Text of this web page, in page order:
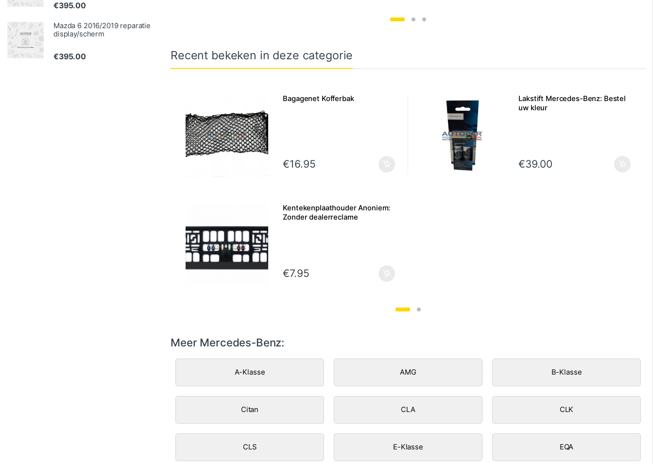
Recent bekeken in deze categorie
Bagagenet Kofferbak
€16.95
Lakstift Mercedes-Benz: Bestel
uw kleur
€39.00
Kentekenplaathouder Anoniem:
Zonder dealerreclame
€7.95
Meer Mercedes-Benz:
A-Klasse AMG B-Klasse
Citan CLA CLK
CLS E-Klasse EQA
€395.00
Mazda 6 2016/2019 reparatie
display/scherm
€395.00